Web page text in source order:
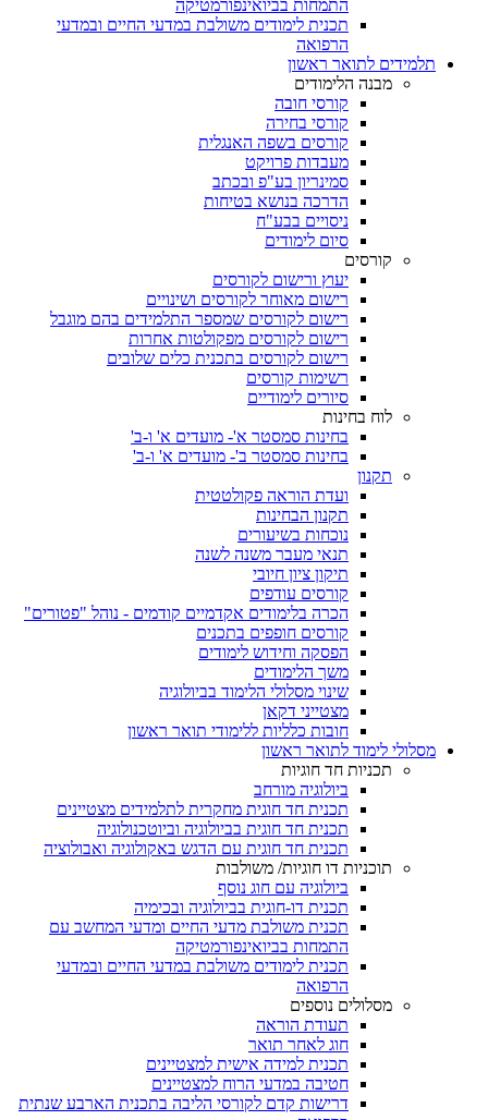
התמחות בביואינפורמטיקה
תכנית לימודים משולבת במדעי החיים ובמדעי
הרפואה
תלמידים לתואר ראשון
מבנה הלימודים
קורסי חובה
קורסי בחירה
קורסים בשפה האנגלית
מעבדות פרויקט
סמינריון בע"פ ובכתב
הדרכה בנושא בטיחות
ניסויים בבע"ח
סיום לימודים
קורסים
יעוץ ורישום לקורסים
רישום מאוחר לקורסים ושינויים
רישום לקורסים שמספר התלמידים בהם מוגבל
רישום לקורסים מפקולטות אחרות
רישום לקורסים בתכנית כלים שלובים
רשימות קורסים
סיורים לימודיים
לוח בחינות
בחינות סמסטר א'- מועדים א' ו-ב'
בחינות סמסטר ב'- מועדים א' ו-ב'
תקנון
ועדת הוראה פקולטטית
תקנון הבחינות
נוכחות בשיעורים
תנאי מעבר משנה לשנה
תיקון ציון חיובי
קורסים עודפים
הכרה בלימודים אקדמיים קודמים - נוהל "פטורים"
קורסים חופפים בתכנים
הפסקה וחידוש לימודים
משך הלימודים
שינוי מסלולי הלימוד בביולוגיה
מצטייני דקאן
חובות כלליות ללימודי תואר ראשון
מסלולי לימוד לתואר ראשון
תכניות חד חוגיות
ביולוגיה מורחב
תכנית חד חוגית מחקרית לתלמידים מצטיינים
תכנית חד חוגית בביולוגיה וביוטכנולוגיה
תכנית חד חוגית עם הדגש באקולוגיה ואבולוציה
תוכניות דו חוגיות/ משולבות
ביולוגיה עם חוג נוסף
תכנית דו-חוגית בביולוגיה ובכימיה
תכנית משולבת מדעי החיים ומדעי המחשב עם
התמחות בביואינפורמטיקה
תכנית לימודים משולבת במדעי החיים ובמדעי
הרפואה
מסלולים נוספים
תעודת הוראה
חוג לאחר תואר
תכנית למידה אישית למצטיינים
חטיבה במדעי הרוח למצטיינים
דרישות קדם לקורסי הליבה בתכנית הארבע שנתית